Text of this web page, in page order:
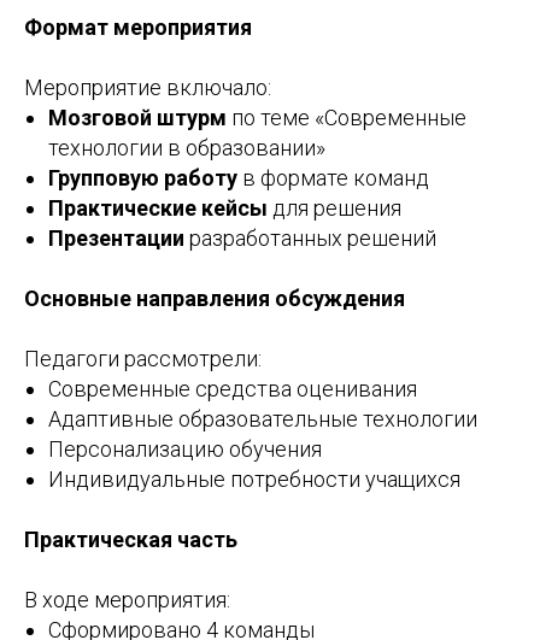
Формат мероприятия
Мероприятие включало:
Мозговой штурм по теме «Современные
технологии в образовании»
Групповую работу в формате команд
Практические кейсы для решения
Презентации разработанных решений
Основные направления обсуждения
Педагоги рассмотрели:
Современные средства оценивания
Адаптивные образовательные технологии
Персонализацию обучения
Индивидуальные потребности учащихся
Практическая часть
В ходе мероприятия:
Сформировано 4 команды